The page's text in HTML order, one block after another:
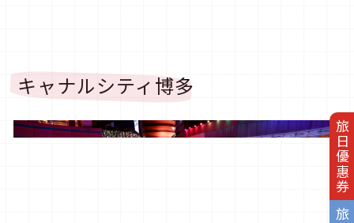
旅日優惠券
キャナルシティ博多